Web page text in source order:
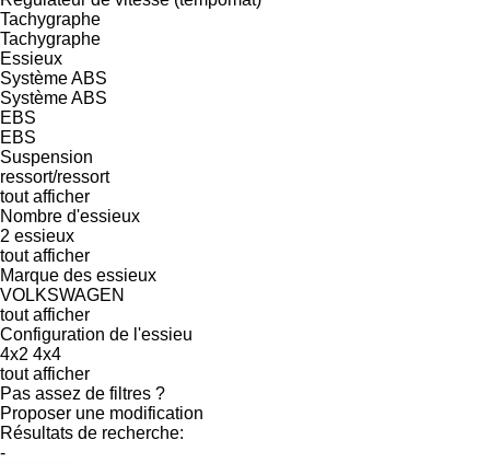
Tachygraphe
Tachygraphe
Essieux
Système ABS
Système ABS
EBS
EBS
Suspension
ressort/ressort
tout afficher
Nombre d'essieux
2 essieux
tout afficher
Marque des essieux
VOLKSWAGEN
tout afficher
Configuration de l'essieu
4x2 4x4
tout afficher
Pas assez de filtres ?
Proposer une modification
Résultats de recherche:
-